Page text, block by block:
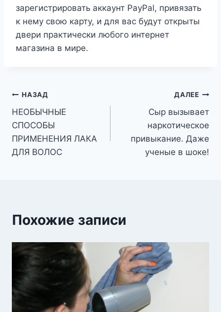
зарегистрировать аккаунт PayPal, привязать
к нему свою карту, и для вас будут открыты
двери практически любого интернет
магазина в мире.
Навигация
по
записям
НАЗАД
НЕОБЫЧНЫЕ
СПОСОБЫ
ПРИМЕНЕНИЯ ЛАКА
ДЛЯ ВОЛОС
ДАЛЕЕ
Сыр вызывает
наркотическое
привыкание. Даже
ученые в шоке!
Похожие записи